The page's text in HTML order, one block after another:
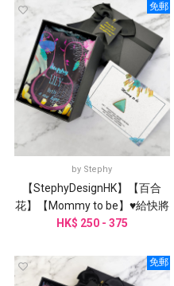
免郵
by Stephy
【StephyDesignHK】【百合
花】【Mommy to be】♥給快將
當媽媽的妳♥絲巾禮盒
HK$ 250 - 375
免郵